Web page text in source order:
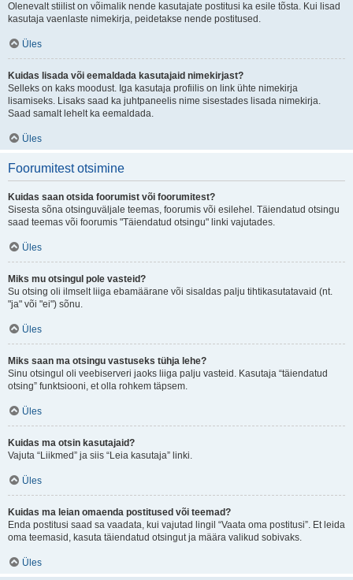
Olenevalt stiilist on võimalik nende kasutajate postitusi ka esile tõsta. Kui lisad
kasutaja vaenlaste nimekirja, peidetakse nende postitused.
Üles
Kuidas lisada või eemaldada kasutajaid nimekirjast?
Selleks on kaks moodust. Iga kasutaja profiilis on link ühte nimekirja
lisamiseks. Lisaks saad ka juhtpaneelis nime sisestades lisada nimekirja.
Saad samalt lehelt ka eemaldada.
Üles
Foorumitest otsimine
Kuidas saan otsida foorumist või foorumitest?
Sisesta sõna otsinguväljale teemas, foorumis või esilehel. Täiendatud otsingu
saad teemas või foorumis "Täiendatud otsingu" linki vajutades.
Üles
Miks mu otsingul pole vasteid?
Su otsing oli ilmselt liiga ebamäärane või sisaldas palju tihtikasutatavaid (nt.
"ja" või "ei") sõnu.
Üles
Miks saan ma otsingu vastuseks tühja lehe?
Sinu otsingul oli veebiserveri jaoks liiga palju vasteid. Kasutaja “täiendatud
otsing” funktsiooni, et olla rohkem täpsem.
Üles
Kuidas ma otsin kasutajaid?
Vajuta “Liikmed” ja siis “Leia kasutaja” linki.
Üles
Kuidas ma leian omaenda postitused või teemad?
Enda postitusi saad sa vaadata, kui vajutad lingil “Vaata oma postitusi”. Et leida
oma teemasid, kasuta täiendatud otsingut ja määra valikud sobivaks.
Üles